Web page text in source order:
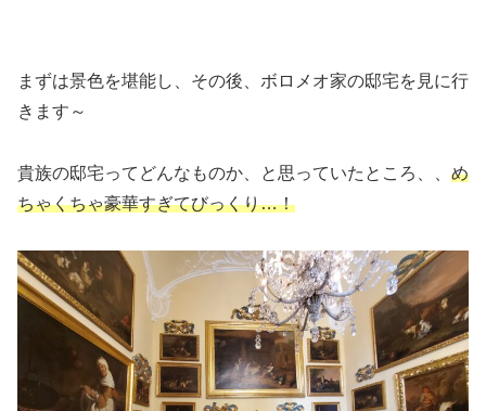
まずは景色を堪能し、その後、ボロメオ家の邸宅を見に行
きます～
貴族の邸宅ってどんなものか、と思っていたところ、、 め
ちゃくちゃ豪華すぎてびっくり…！